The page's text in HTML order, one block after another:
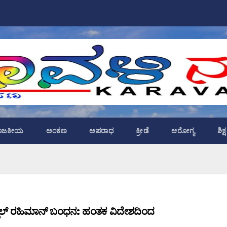
ಅಂಕಣ ಅಪರಾಧ ಕ್ರೀಡೆ ಆರೋಗ್ಯ
ರಹಿಮಾನ್ ಬಂಧನ: ಹಂತಕ ವಿದೇಶದಿಂದ